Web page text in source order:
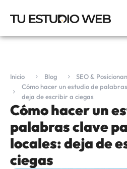
Inicio Blog
SEO &
Cómo hacer un estudio de
deja de escribir a ciegas
Cómo hacer un
palabras clave
locales: deja de
ciegas